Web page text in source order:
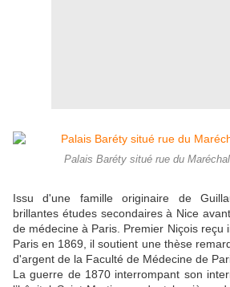
Palais Baréty situé rue du
Issu d'une famille originaire de
brillantes études secondaires à Nice
de médecine à Paris. Premier Niçois reçu
Paris en 1869, il soutient une thèse
d'argent de la Faculté de Médecine de
La guerre de 1870 interrompant son